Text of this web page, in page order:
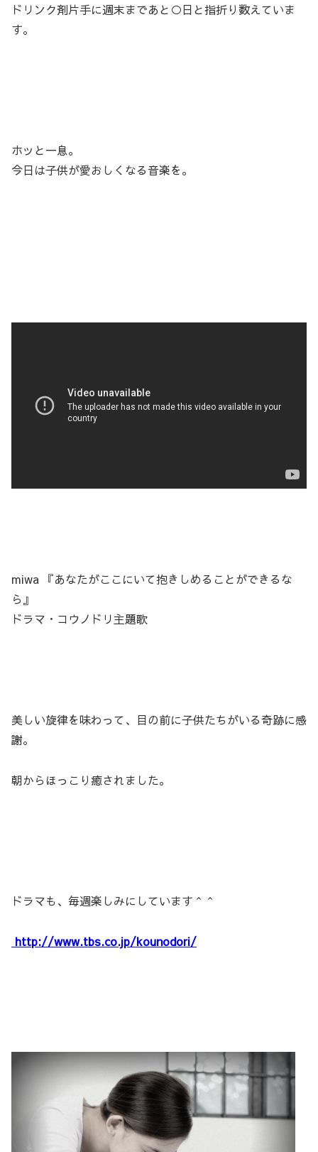
ドリンク剤片手に週末まであと○日と指折り数えていま
す。
ホッと一息。
今日は子供が愛おしくなる音楽を。
miwa 『あなたがここにいて抱きしめることができるな
ら』
ドラマ・コウノドリ主題歌
美しい旋律を味わって、目の前に子供たちがいる奇跡に感
謝。
朝からほっこり癒されました。
ドラマも、毎週楽しみにしています＾＾
http://www.tbs.co.jp/kounodori/